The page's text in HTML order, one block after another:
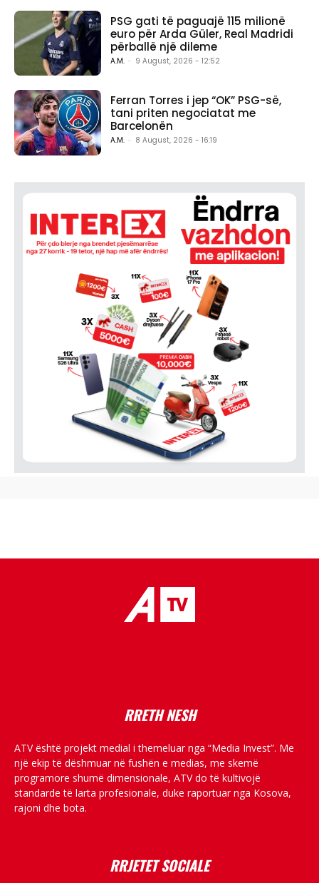
PSG gati të paguajë 115 milionë
euro për Arda Güler, Real Madridi
përballë një dileme
A.M. - 9 August, 2026 - 12:52
Ferran Torres i jep “OK” PSG-së,
tani priten negociatat me
Barcelonën
A.M. - 8 August, 2026 - 16:19
RRETH NESH
ATV është projekt medial i themeluar nga “Media Invest”. Me
një ekip të dëshmuar në fushën e medias, me skemë
programore shumë dimensionale, ATV do të kultivojë
standarde të larta profesionale, duke raportuar nga Kosova,
rajoni dhe bota.
RRJETET SOCIALE